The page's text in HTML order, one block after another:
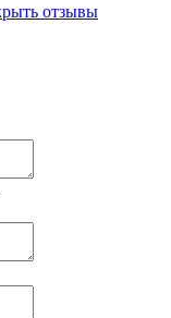
отзывы